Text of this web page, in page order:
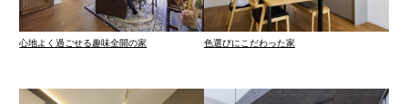
心地よく過ごせる趣味全開の家 色選びにこだわった家